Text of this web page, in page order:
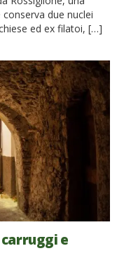
due nuclei
ed ex filatoi, […]
e